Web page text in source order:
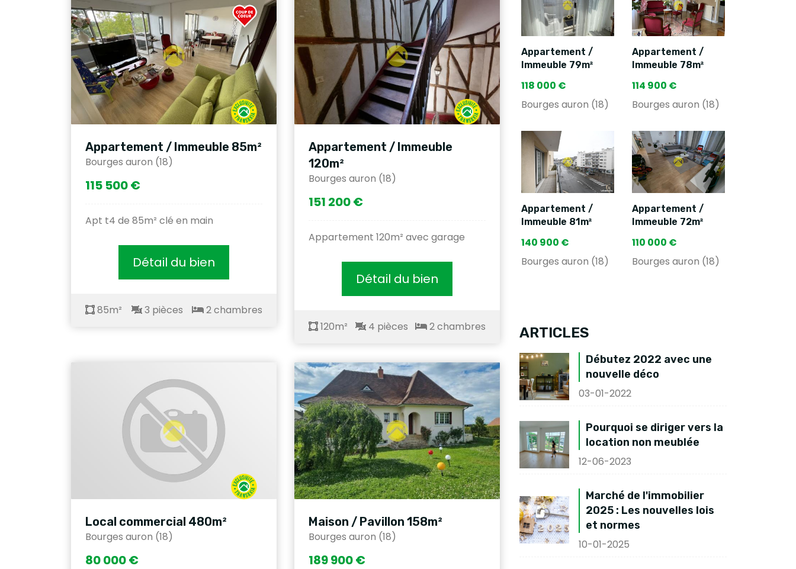
Appartement / Immeuble 85m²
Bourges auron (18)
115 500 €
Apt t4 de 85m² clé en main
Détail du bien
85m² 3 pièces 2 chambres
Appartement / Immeuble
120m²
Bourges auron (18)
151 200 €
Appartement 120m² avec garage
Détail du bien
120m² 4 pièces 2 chambres
Local commercial 480m²
Bourges auron (18)
80 000 €
Maison / Pavillon 158m²
Bourges auron (18)
189 900 €
Appartement /
Immeuble 79m²
118 000 €
Bourges auron (18)
Appartement /
Immeuble 78m²
114 900 €
Bourges auron (18)
Appartement /
Immeuble 81m²
140 900 €
Bourges auron (18)
Appartement /
Immeuble 72m²
110 000 €
Bourges auron (18)
ARTICLES
Débutez 2022 avec une
nouvelle déco
03-01-2022
Pourquoi se diriger vers la
location non meublée
12-06-2023
Marché de l'immobilier
2025 : Les nouvelles lois
et normes
10-01-2025